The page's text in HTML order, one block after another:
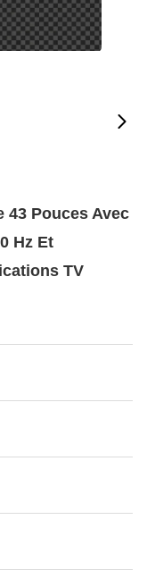
43 Pouces Avec
Hz Et
TV